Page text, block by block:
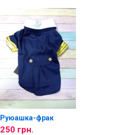
Руюашка-фрак
250 грн.